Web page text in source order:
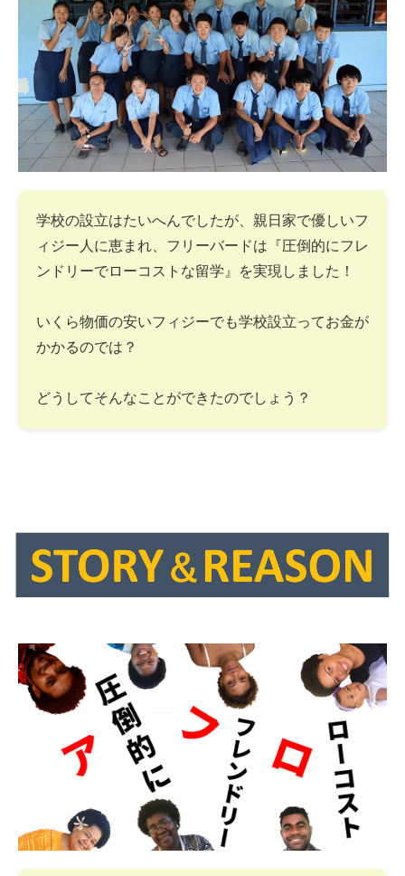
学校の設立はたいへんでしたが、親日家で優しいフ
ィジー人に恵まれ、フリーバードは『圧倒的にフレ
ンドリーでローコストな留学』を実現しました！
いくら物価の安いフィジーでも学校設立ってお金が
かかるのでは？
どうしてそんなことができたのでしょう？